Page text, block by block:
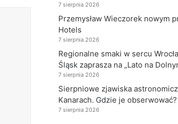
7 sierpnia 2026
Przemysław Wieczorek nowym
Hotels
7 sierpnia 2026
Regionalne smaki w sercu
Śląsk zaprasza na „Lato na
7 sierpnia 2026
Sierpniowe zjawiska
Kanarach. Gdzie je obserwować?
7 sierpnia 2026